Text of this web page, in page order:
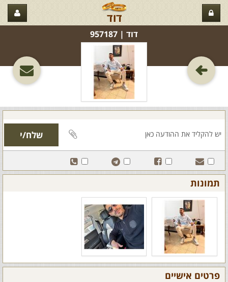
דוד
דוד‏ | 957187
תמונות
פרטים אישיים